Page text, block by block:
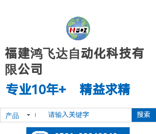
福建鸿飞达自动化科技有
限公司
专业10年+ 精益求精
产品 搜索